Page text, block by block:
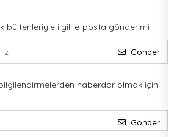
bültenleriyle ilgili e-posta gönderimi
Gönder
haberdar olmak için
Gönder